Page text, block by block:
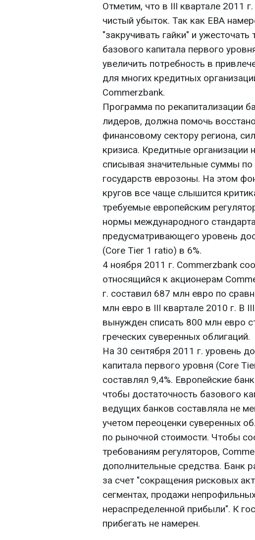
Отметим, что в III квартале 2011
чистый убыток. Так как EBA
"закручивать гайки" и
базового капитала первого
увеличить потребность в
для многих кредитных
Commerzbank.
Программа по рекапитализации
лидеров, должна помочь
финансовому сектору региона,
кризиса. Кредитные организации
списывая значительные суммы
государств еврозоны. На этом
кругов все чаще слышится
требуемые европейским
нормы международного
предусматривающего уровень
(Core Tier 1 ratio) в 6%.
4 ноября 2011 г. Commerzbank
относящийся к акционерам
г. составил 687 млн евро по
млн евро в III квартале 2010 г. В
вынужден списать 800 млн евро
греческих суверенных облигаций.
На 30 сентября 2011 г. уровень
капитала первого уровня (Core
составлял 9,4%. Европейские
чтобы достаточность базового
ведущих банков составляла не
учетом переоценки суверенных
по рыночной стоимости. Чтобы
требованиям регуляторов,
дополнительные средства. Банк
за счет "сокращения рисковых
сегментах, продажи
нераспределенной прибыли". К
прибегать не намерен.